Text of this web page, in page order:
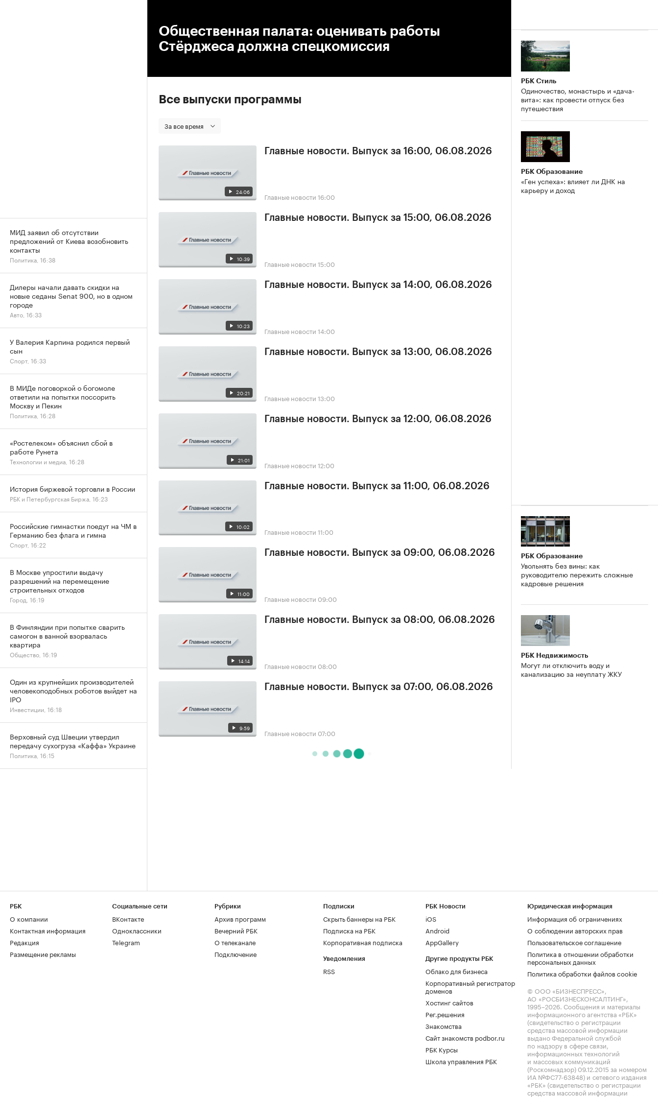
Общественная палата: оценивать работы
Стёрджеса должна спецкомиссия
Все выпуски программы
За все время
24:06
Главные новости. Выпуск за 16:00, 06.08.2026
Главные новости 16:00
10:39
Главные новости. Выпуск за 15:00, 06.08.2026
Главные новости 15:00
10:23
Главные новости. Выпуск за 14:00, 06.08.2026
Главные новости 14:00
20:21
Главные новости. Выпуск за 13:00, 06.08.2026
Главные новости 13:00
21:01
Главные новости. Выпуск за 12:00, 06.08.2026
Главные новости 12:00
10:02
Главные новости. Выпуск за 11:00, 06.08.2026
Главные новости 11:00
11:00
Главные новости. Выпуск за 09:00, 06.08.2026
Главные новости 09:00
14:14
Главные новости. Выпуск за 08:00, 06.08.2026
Главные новости 08:00
9:59
Главные новости. Выпуск за 07:00, 06.08.2026
Главные новости 07:00
РБК Стиль
Одиночество, монастырь и «дача-
вита»: как провести отпуск без
путешествия
РБК Образование
«Ген успеха»: влияет ли ДНК на
карьеру и доход
РБК Образование
Увольнять без вины: как
руководителю пережить сложные
кадровые решения
РБК Недвижимость
Могут ли отключить воду и
канализацию за неуплату ЖКУ
МИД заявил об отсутствии
предложений от Киева возобновить
контакты
Политика, 16:38
Дилеры начали давать скидки на
новые седаны Senat 900, но в одном
городе
Авто, 16:33
У Валерия Карпина родился первый
сын
Спорт, 16:33
В МИДе поговоркой о богомоле
ответили на попытки поссорить
Москву и Пекин
Политика, 16:28
«Ростелеком» объяснил сбой в
работе Рунета
Технологии и медиа, 16:28
История биржевой торговли в России
РБК и Петербургская Биржа, 16:23
Российские гимнастки поедут на ЧМ в
Германию без флага и гимна
Спорт, 16:22
В Москве упростили выдачу
разрешений на перемещение
строительных отходов
Город, 16:19
В Финляндии при попытке сварить
самогон в ванной взорвалась
квартира
Общество, 16:19
Один из крупнейших производителей
человекоподобных роботов выйдет на
IPO
Инвестиции, 16:18
Верховный суд Швеции утвердил
передачу сухогруза «Каффа» Украине
Политика, 16:15
РБК
О компании
Контактная информация
Редакция
Размещение рекламы
Социальные сети
ВКонтакте
Одноклассники
Telegram
Рубрики
Архив программ
Вечерний РБК
О телеканале
Подключение
Подписки
Скрыть баннеры на РБК
Подписка на РБК
Корпоративная подписка
Уведомления
RSS
РБК Новости
iOS
Android
AppGallery
Другие продукты РБК
Облако для бизнеса
Корпоративный регистратор
доменов
Хостинг сайтов
Рег.решения
Знакомства
Сайт знакомств podbor.ru
РБК Курсы
Школа управления РБК
Юридическая информация
Информация об ограничениях
О соблюдении авторских прав
Пользовательское соглашение
Политика в отношении обработки
персональных данных
Политика обработки файлов cookie
© ООО «БИЗНЕСПРЕСС»,
АО «РОСБИЗНЕСКОНСАЛТИНГ»,
1995–2026. Сообщения и материалы
информационного агентства «РБК»
(свидетельство о регистрации
средства массовой информации
выдано Федеральной службой
по надзору в сфере связи,
информационных технологий
и массовых коммуникаций
(Роскомнадзор) 09.12.2015 за номером
ИА №ФС77-63848) и сетевого издания
«РБК» (свидетельство о регистрации
средства массовой информации